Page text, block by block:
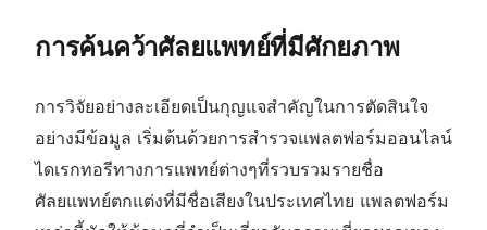
การค้นคว้าศัลยแพทย์ที่มีศักยภาพ
การวิจัยอย่างละเอียดเป็นกุญแจสำคัญในการตัดสินใจ
อย่างมีข้อมูล เริ่มต้นด้วยการสำรวจแพลตฟอร์มออนไลน์
ไดเรกทอรีทางการแพทย์ต่างๆที่รวบรวมรายชื่อ
ศัลยแพทย์ตกแต่งที่มีชื่อเสียงในประเทศไทย แพลตฟอร์ม